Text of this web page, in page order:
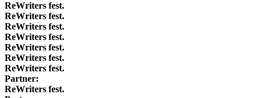
ReWriters fest.
ReWriters fest.
ReWriters fest.
ReWriters fest.
ReWriters fest.
ReWriters fest.
ReWriters fest.
Partner:
ReWriters fest.